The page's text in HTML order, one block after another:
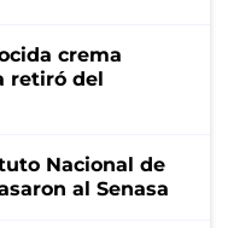
crema
retiró del
Nacional de
al Senasa